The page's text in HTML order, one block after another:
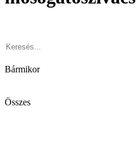
Bármikor
Összes